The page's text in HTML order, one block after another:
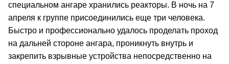
специальном ангаре хранились реакторы. В ночь на 7
апреля к группе присоединились еще три человека.
Быстро и профессионально удалось проделать проход
на дальней стороне ангара, проникнуть внутрь и
закрепить взрывные устройства непосредственно на